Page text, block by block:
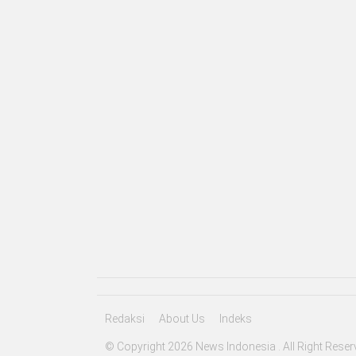
Redaksi About Us Indeks
© Copyright 2026 News Indonesia . All Right